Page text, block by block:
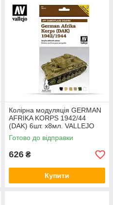
Колірна модуляція GERMAN
AFRIKA KORPS 1942/44
(DAK) 6шт. x8мл. VALLEJO
78410
Готово до відправки
626 ₴
Купити